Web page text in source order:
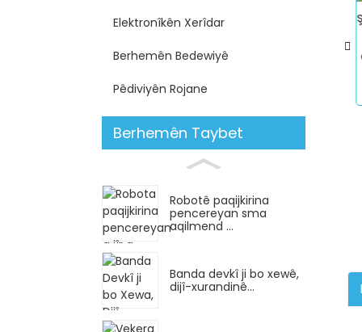
Elektronîkên Xerîdar
Berhemên Bedewiyê
Pêdiviyên Rojane
Berhemên Taybet
Robotê paqijkirina
pencereyan sma
aqilmend ...
Banda devkî ji bo xewê,
dijî-xurandinê...